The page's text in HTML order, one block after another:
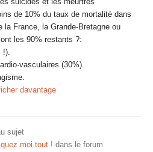
de 10% du taux de mortalité dans
la France, la Grande-Bretagne ou
les 90% restants ?:
!).
vasculaires (30%).
davantage
sujet
moi tout ! dans le forum